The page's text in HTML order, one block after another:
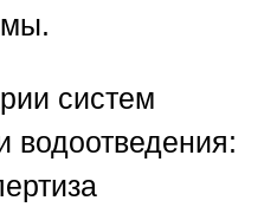
систем
водоотведения: